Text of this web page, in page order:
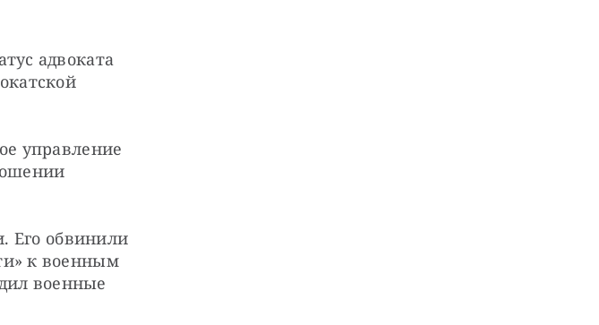
адвоката
управление
Его обвинили
к военным
военные